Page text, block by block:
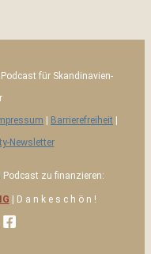
für Skandinavien-
Barrierefreiheit
Newsletter
Podcast zu finanzieren:
| D a n k e s c h ö n !